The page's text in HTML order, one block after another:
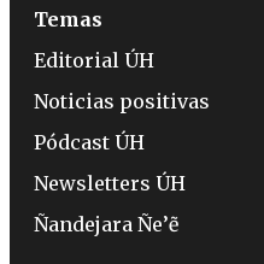
Temas
Editorial ÚH
Noticias positivas
Pódcast ÚH
Newsletters ÚH
Ñandejara Ñe’ẽ